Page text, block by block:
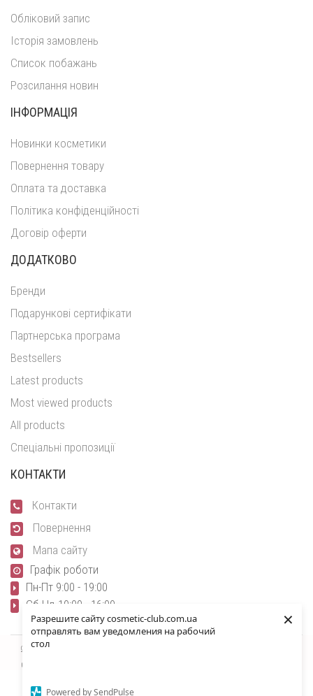
Разрешите сайту cosmetic-club.com.ua
отправлять вам уведомления на рабочий
стол
Powered by SendPulse
×
Обліковий запис
Історія замовлень
Список побажань
Розсилання новин
ІНФОРМАЦІЯ
Новинки косметики
Повернення товару
Оплата та доставка
Політика конфіденційності
Договір оферти
ДОДАТКОВО
Бренди
Подарункові сертифікати
Партнерська програма
Bestsellers
Latest products
Most viewed products
All products
Спеціальні пропозиції
КОНТАКТИ
Контакти
Повернення
Мапа сайту
Графік роботи
Пн-Пт 9:00 - 19:00
Сб-Нд 10:00 - 16:00
cosmetic-club.com.ua
Cosmetic-Club - інтернет-магазин косметики © 2026